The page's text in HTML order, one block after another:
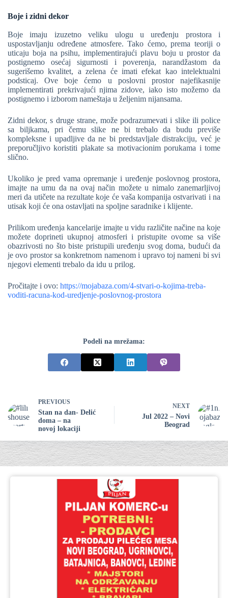
Boje i zidni dekor
Boje imaju izuzetno veliku ulogu u uređenju prostora i
uspostavljanju određene atmosfere. Tako ćemo, prema teoriji o
uticaju boja na psihu, implementirajući plavu boju u prostor da
postignemo osećaj sigurnosti i poverenja, narandžastom da
sugerišemo kvalitet, a zelena će imati efekat kao intelektualni
podsticaj. Ove boje ćemo u poslovni prostor najefikasnije
implementirati prekrivajući njima zidove, iako isto možemo da
postignemo i izborom nameštaja u željenim nijansama.
Zidni dekor, s druge strane, može podrazumevati i slike ili police
sa biljkama, pri čemu slike ne bi trebalo da budu previše
kompleksne i upadljive da ne bi predstavljale distrakciju, već je
preporučljivo koristiti plakate sa motivacionim porukama i tome
slično.
Ukoliko je pred vama opremanje i uređenje poslovnog prostora,
imajte na umu da na ovaj način možete u nimalo zanemarljivoj
meri da utičete na rezultate koje će vaša kompanija ostvarivati i na
utisak koji će ona ostavljati na spoljne saradnike i klijente.
Prilikom uređenja kancelarije imajte u vidu različite načine na koje
možete doprineti ukupnoj atmosferi i pristupite ovome sa više
obazrivosti no što biste pristupili uređenju svog doma, budući da
je ovo prostor sa konkretnom namenom i upravo toj nameni bi svi
njegovi elementi trebalo da idu u prilog.
Pročitajte i ovo: https://mojabaza.com/4-stvari-o-kojima-treba-
voditi-racuna-kod-uredjenje-poslovnog-prostora
Podeli na mrežama:
PREVIOUS
Stan na dan- Delić
doma – na
novoj lokaciji
NEXT
Jul 2022 – Novi
Beograd